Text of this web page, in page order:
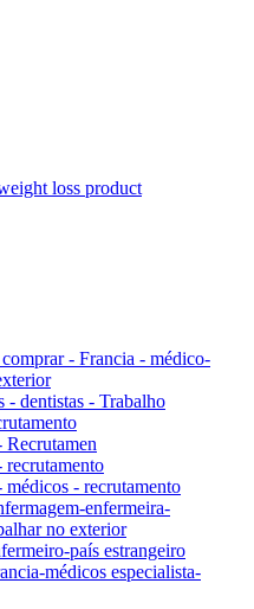
loss product
- Francia - médico-
- dentistas - Trabalho
- recrutamento
enfermeira-
no exterior
país estrangeiro
médicos especialista-